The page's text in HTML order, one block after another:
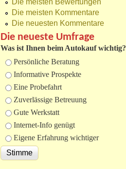
Die meisten Bewertungen
Die meisten Kommentare
Die neuesten Kommentare
Die neueste Umfrage
Was ist Ihnen beim Autokauf wichtig?
Auswahlmöglichkeiten
Persönliche Beratung
Informative Prospekte
Eine Probefahrt
Zuverlässige Betreuung
Gute Werkstatt
Internet-Info genügt
Eigene Erfahrung wichtiger